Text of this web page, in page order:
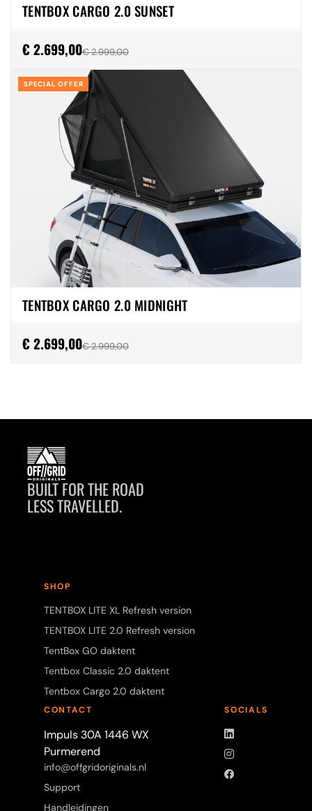
TENTBOX CARGO 2.0 SUNSET
€ 2.699,00€ 2.999,00
SPECIAL OFFER
TENTBOX CARGO 2.0 MIDNIGHT
€ 2.699,00€ 2.999,00
BUILT FOR THE ROAD
LESS TRAVELLED.
SHOP
TENTBOX LITE XL Refresh version
TENTBOX LITE 2.0 Refresh version
TentBox GO daktent
Tentbox Classic 2.0 daktent
Tentbox Cargo 2.0 daktent
CONTACT
Impuls 30A 1446 WX
Purmerend
info@offgridoriginals.nl
Support
Handleidingen
SOCIALS
LinkedIn
Instagram
Facebook